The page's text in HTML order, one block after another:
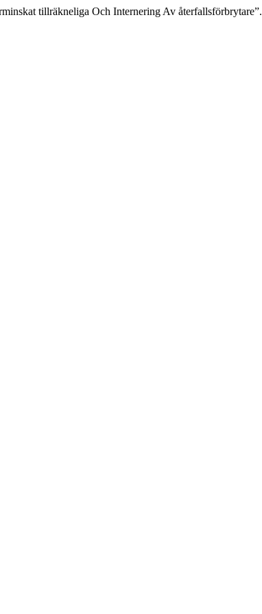
tillräkneliga Och Internering Av återfallsförbrytare”.